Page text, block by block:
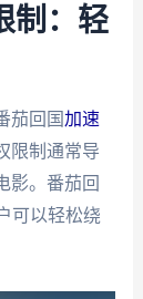
制：轻
茄回国加速
限制通常导
影。番茄回
可以轻松绕